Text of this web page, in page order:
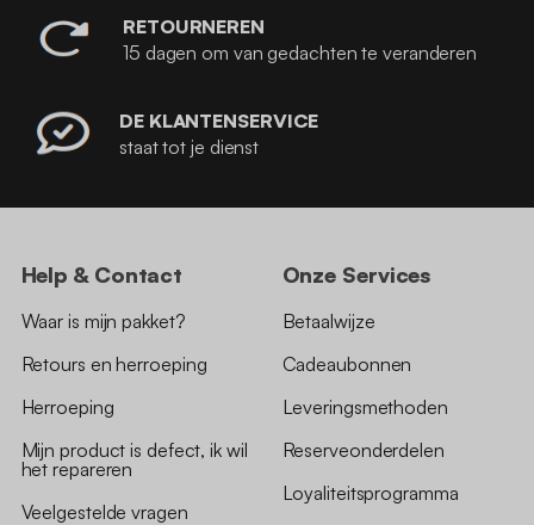
RETOURNEREN
15 dagen om van gedachten te veranderen
DE KLANTENSERVICE
staat tot je dienst
Help & Contact
Waar is mijn pakket?
Retours en herroeping
Herroeping
Mijn product is defect, ik wil
het repareren
Veelgestelde vragen
Onze Services
Betaalwijze
Cadeaubonnen
Leveringsmethoden
Reserveonderdelen
Loyaliteitsprogramma